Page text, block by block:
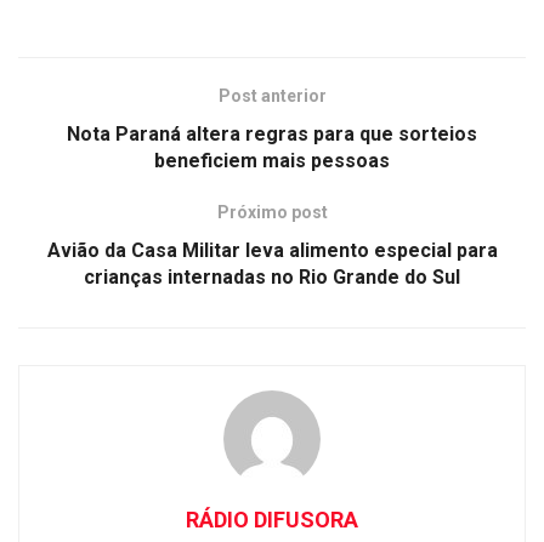
Post anterior
Nota Paraná altera regras para que sorteios
beneficiem mais pessoas
Próximo post
Avião da Casa Militar leva alimento especial para
crianças internadas no Rio Grande do Sul
RÁDIO DIFUSORA